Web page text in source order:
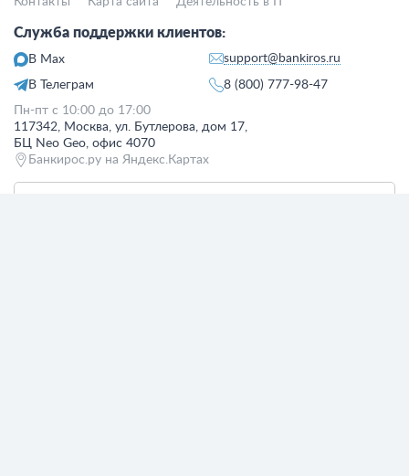
Служба поддержки клиентов:
В Max
В Телеграм
support@bankiros.ru
8 (800) 777-98-47
Пн-пт с 10:00 до 17:00
117342, Москва, ул. Бутлерова, дом 17,
БЦ Neo Geo, офис 4070
Банкирос.ру на Яндекс.Картах